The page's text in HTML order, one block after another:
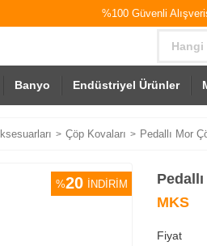
%100 Güvenli
Banyo Endüstriyel Ürünler
Çöp Kovaları Pedallı Mor
%20 İNDİRİM
MKS
Fiyat